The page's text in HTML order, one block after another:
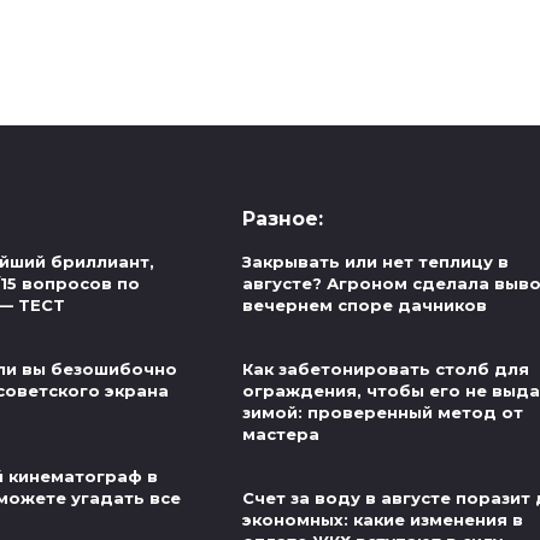
бриллиант,
вопросов по
ТЕСТ
вы безошибочно
экрана
кинематограф в
угадать все
Разное:
Закрывать или нет теплицу в
августе? Агроном сделала
вечернем споре дачников
Как забетонировать столб для
ограждения, чтобы его не
зимой: проверенный метод от
мастера
Счет за воду в августе
экономных: какие изменения в